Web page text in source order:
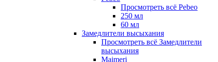
Просмотреть всё Pebeo
250 мл
60 мл
Замедлители высыхания
Просмотреть всё Замедлители
высыхания
Maimeri